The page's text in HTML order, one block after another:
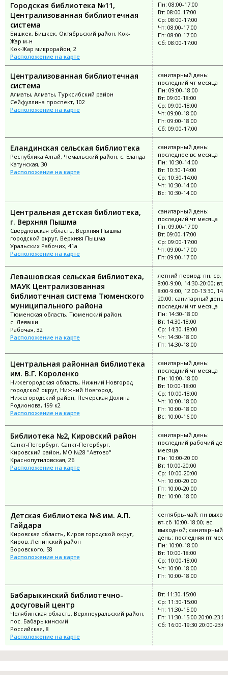
Городская библиотека №11,
Централизованная библиотечная
система
Бишкек, Бишкек, Октябрьский район, Кок-
Жар м-н
Кок-Жар микрорайон, 2
Расположение на карте
Пн: 08:00-17:00
Вт: 08:00-17:00
Ср: 08:00-17:00
Чт: 08:00-17:00
Пт: 08:00-17:00
Сб: 08:00-17:00
Централизованная библиотечная
система
Алматы, Алматы, Турксибский район
Сейфуллина проспект, 102
Расположение на карте
санитарный день:
последний чт месяца
Пн: 09:00-18:00
Вт: 09:00-18:00
Ср: 09:00-18:00
Чт: 09:00-18:00
Пт: 09:00-18:00
Сб: 09:00-17:00
Еландинская сельская библиотека
Республика Алтай, Чемальский район, с. Еланда
Катунская, 30
Расположение на карте
санитарный день:
последнее вс месяца
Пн: 10:30-14:00
Вт: 10:30-14:00
Ср: 10:30-14:00
Чт: 10:30-14:00
Вс: 10:30-14:00
Центральная детская библиотека,
г. Верхняя Пышма
Свердловская область, Верхняя Пышма
городской округ, Верхняя Пышма
Уральских Рабочих, 41а
Расположение на карте
санитарный день:
последний чт месяца
Пн: 09:00-17:00
Вт: 09:00-17:00
Ср: 09:00-17:00
Чт: 09:00-17:00
Пт: 09:00-17:00
Левашовская сельская библиотека,
МАУК Централизованная
библиотечная система Тюменского
муниципального района
Тюменская область, Тюменский район,
с. Леваши
Рабочая, 32
Расположение на карте
летний период: пн, ср,
8:00-9:00, 14:30-20:00; вт,
8:00-9:00, 12:00-13:30,
20:00; санитарный день:
последний чт месяца
Пн: 14:30-18:00
Вт: 14:30-18:00
Ср: 14:30-18:00
Чт: 14:30-18:00
Пт: 14:30-18:00
Центральная районная библиотека
им. В.Г. Короленко
Нижегородская область, Нижний Новгород
городской округ, Нижний Новгород,
Нижегородский район, Печёрская Долина
Родионова, 199 к2
Расположение на карте
санитарный день:
последний чт месяца
Пн: 10:00-18:00
Вт: 10:00-18:00
Ср: 10:00-18:00
Чт: 10:00-18:00
Пт: 10:00-18:00
Вс: 10:00-16:00
Библиотека №2, Кировский район
Санкт-Петербург, Санкт-Петербург,
Кировский район, МО №28 "Автово"
Краснопутиловская, 26
Расположение на карте
санитарный день:
последний рабочий
месяца
Пн: 10:00-20:00
Вт: 10:00-20:00
Ср: 10:00-20:00
Чт: 10:00-20:00
Пт: 10:00-20:00
Вс: 10:00-18:00
Детская библиотека №8 им. А.П.
Гайдара
Кировская область, Киров городской округ,
Киров, Ленинский район
Воровского, 58
Расположение на карте
сентябрь-май: пн
вт-сб 10:00-18:00; вс
выходной; санитарный
день: последняя пт
Пн: 10:00-18:00
Вт: 10:00-18:00
Ср: 10:00-18:00
Чт: 10:00-18:00
Пт: 10:00-18:00
Бабарыкинский библиотечно-
досуговый центр
Челябинская область, Верхнеуральский район,
пос. Бабарыкинский
Российская, 8
Расположение на карте
Вт: 11:30-15:00
Ср: 11:30-15:00
Чт: 11:30-15:00
Пт: 11:30-15:00 20:00-23:00
Сб: 16:00-19:30 20:00-23:00